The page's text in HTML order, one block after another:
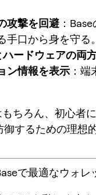
攻撃を回避 ：
手口から身を守る。
ードウェアの両
ン情報を表示 ：
ちろん、初心者に
御するための理想
で最適なウォレ